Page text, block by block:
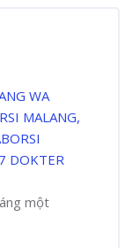
WA
MALANG,
DOKTER
một